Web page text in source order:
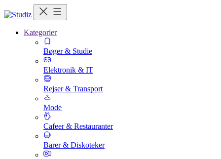
Kategorier
Bøger & Studie
Elektronik & IT
Rejser & Transport
Mode
Cafeer & Restauranter
Barer & Diskoteker